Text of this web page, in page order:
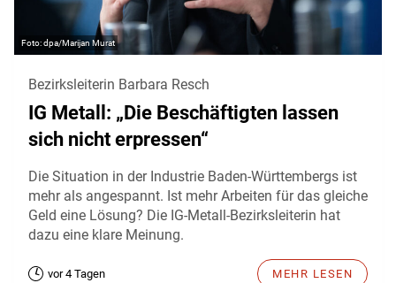
dpa/Marijan Murat
Bezirksleiterin Barbara Resch
IG Metall: „Die Beschäftigten lassen
sich nicht erpressen“
Die Situation in der Industrie Baden-Württembergs ist
mehr als angespannt. Ist mehr Arbeiten für das gleiche
Geld eine Lösung? Die IG-Metall-Bezirksleiterin hat
dazu eine klare Meinung.
vor 4 Tagen MEHR LESEN